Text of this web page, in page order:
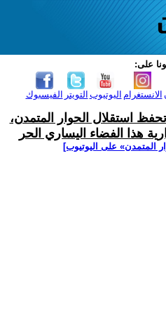
على:
الفيسبوك التويتر اليوتيوب الانستغرام
استقلال الحوار المتمدن،
هذا الفضاء اليساري الحر
المتمدن» على اليوتيوب]